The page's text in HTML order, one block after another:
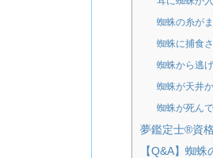
蜘蛛の糸が
蜘蛛に捕食
蜘蛛から逃
蜘蛛が天井
蜘蛛が死ん
夢鑑定士®資
【Q&A】蜘